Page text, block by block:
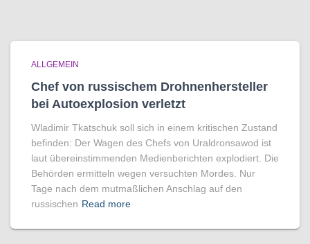
ALLGEMEIN
Chef von russischem Drohnenhersteller
bei Autoexplosion verletzt
Wladimir Tkatschuk soll sich in einem kritischen Zustand
befinden: Der Wagen des Chefs von Uraldronsawod ist
laut übereinstimmenden Medienberichten explodiert. Die
Behörden ermitteln wegen versuchten Mordes. Nur
Tage nach dem mutmaßlichen Anschlag auf den
russischen Read more